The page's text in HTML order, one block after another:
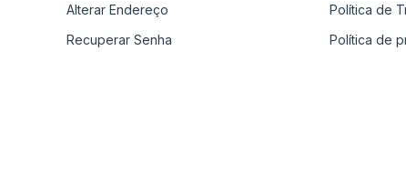
Alterar Endereço
Recuperar Senha
Política de
Política de